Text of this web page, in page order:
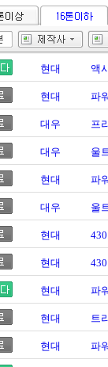
현대 액
현대 파
대우 프
대우 울
현대 파
대우 울
현대
현대
현대 파
현대 트
현대 파